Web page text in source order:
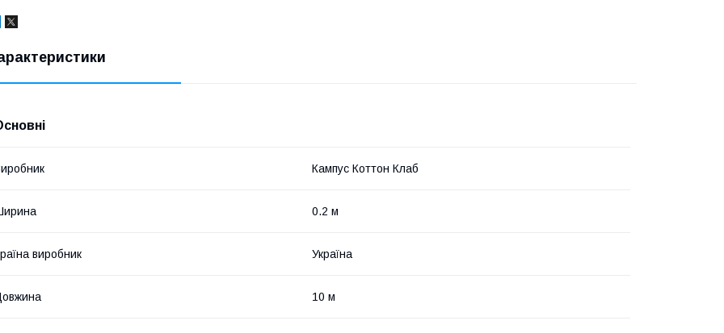
Кампус Коттон Клаб
0.2 м
виробник Україна
10 м